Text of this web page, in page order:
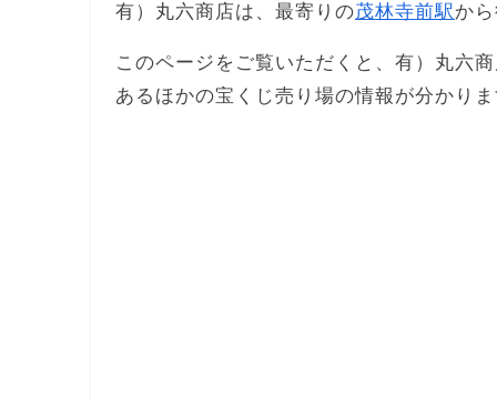
有）丸六商店は、最寄りの茂林寺前駅か
このページをご覧いただくと、有）丸六
あるほかの宝くじ売り場の情報が分かり